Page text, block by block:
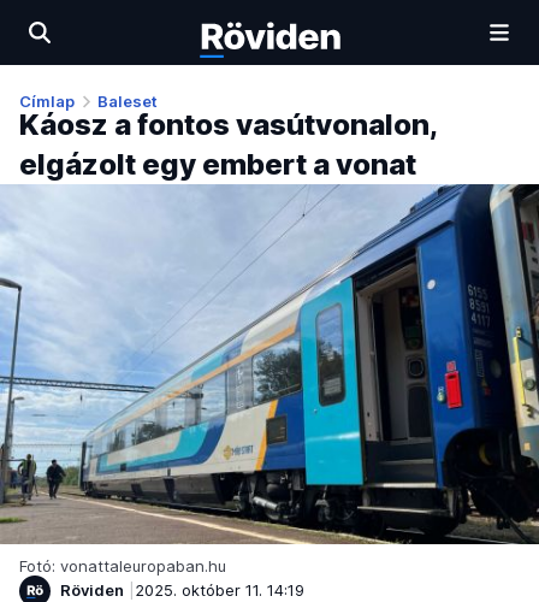
Címlap Baleset
Káosz a fontos vasútvonalon,
elgázolt egy embert a vonat
Fotó: vonattaleuropaban.hu
Röviden
2025. október 11. 14:19